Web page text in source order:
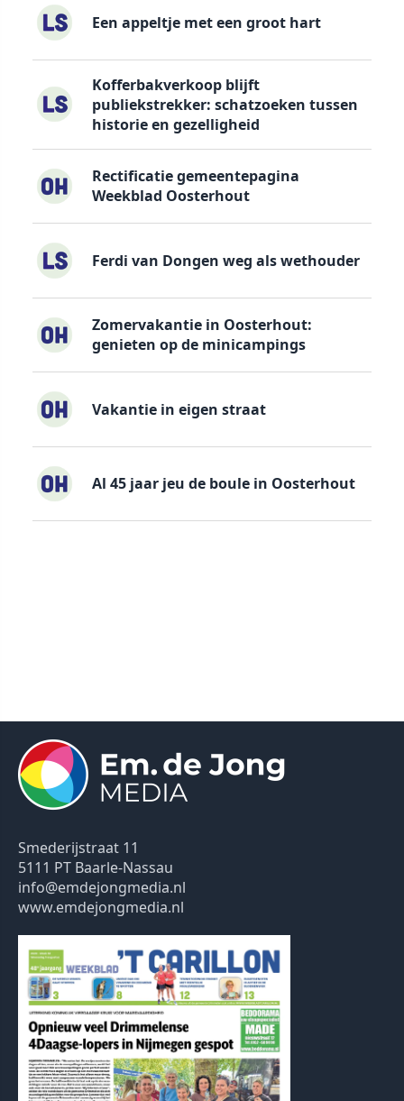
Een appeltje met een groot hart
Kofferbakverkoop blijft
publiekstrekker: schatzoeken tussen
historie en gezelligheid
Rectificatie gemeentepagina
Weekblad Oosterhout
Ferdi van Dongen weg als wethouder
Zomervakantie in Oosterhout:
genieten op de minicampings
Vakantie in eigen straat
Al 45 jaar jeu de boule in Oosterhout
Smederijstraat 11
5111 PT Baarle-Nassau
info@emdejongmedia.nl
www.emdejongmedia.nl